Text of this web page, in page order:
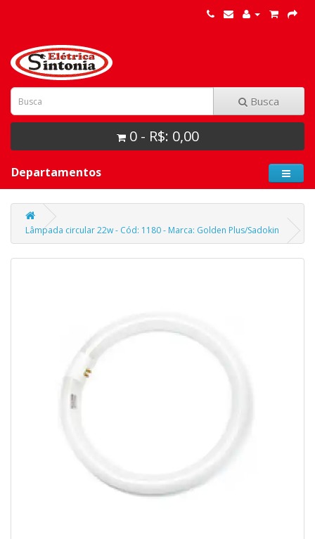
Busca
0 - R$: 0,00
Departamentos
Lâmpada circular 22w - Cód: 1180 - Marca: Golden Plus/Sadokin